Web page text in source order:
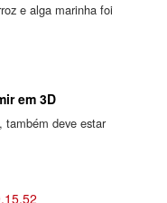
e alga marinha foi
em 3D
também deve estar